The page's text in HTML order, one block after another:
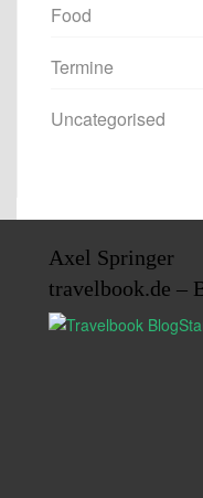
Food
Termine
Uncategorised
Axel Springer
travelbook.de –